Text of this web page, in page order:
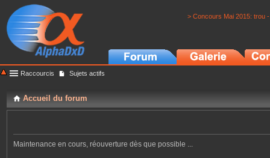
> Concours Mai 2015: trou
Raccourcis Sujets actifs
Accueil du forum
Maintenance en cours, réouverture dès que possible ...